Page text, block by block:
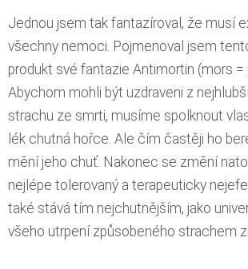
Jednou jsem tak fantazíroval, že musí
všechny nemoci. Pojmenoval jsem
produkt své fantazie Antimortin (mors =
Abychom mohli být uzdraveni z
strachu ze smrti, musíme spolknout
lék chutná hořce. Ale čím častěji ho
mění jeho chuť. Nakonec se změní
nejlépe tolerovaný a terapeuticky
také stává tím nejchutnějším, jako
všeho utrpení způsobeného strachem